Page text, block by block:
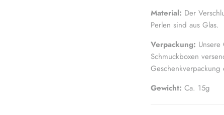
Material: Der
Perlen sind aus Glas.
Verpackung:
Schmuckboxen
Geschenkverpackung
Gewicht: Ca. 15g